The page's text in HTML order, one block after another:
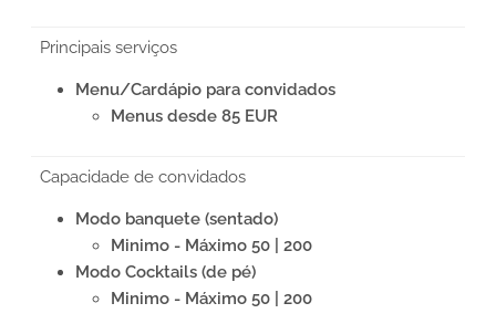
Principais serviços
Menu/Cardápio para convidados
Menus desde 85 EUR
Capacidade de convidados
Modo banquete (sentado)
Minimo - Máximo 50 | 200
Modo Cocktails (de pé)
Minimo - Máximo 50 | 200